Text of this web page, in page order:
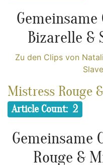
Bizarelle &
Zu den Clips von
Mistress Rouge
Article Count: 2
Gemeinsame
Rouge &